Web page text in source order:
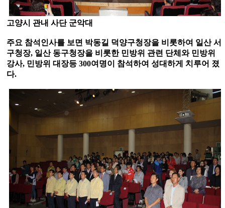
고양시 관내 사단 군악대
주요 참석인사를 보면 박동길 덕양구청장을 비롯하여 일산 서
구청장, 일산 동구청장을 비롯한 민방위 관련 단체와 민방위
강사, 민방위 대장등 300여명이 참석하여 성대하게 치루어 졌
다.